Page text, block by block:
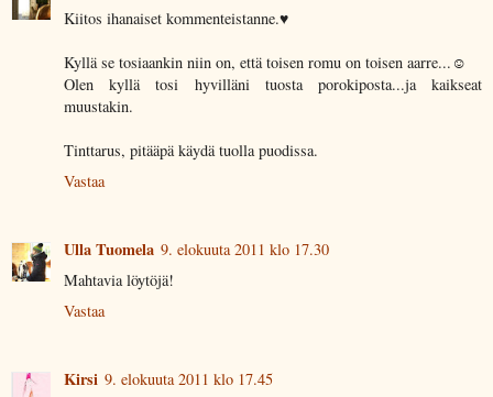
Kiitos ihanaiset kommenteistanne.♥
Kyllä se tosiaankin niin on, että toisen romu on toisen aarre...☺
Olen kyllä tosi hyvilläni tuosta porokiposta...ja kaikseat
muustakin.
Tinttarus, pitääpä käydä tuolla puodissa.
Vastaa
Ulla Tuomela 9. elokuuta 2011 klo 17.30
Mahtavia löytöjä!
Vastaa
Kirsi 9. elokuuta 2011 klo 17.45